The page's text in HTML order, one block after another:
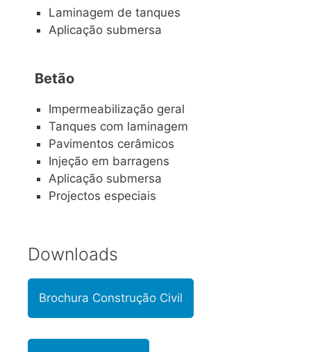
Laminagem de tanques
Aplicação submersa
Betão
Impermeabilização geral
Tanques com laminagem
Pavimentos cerâmicos
Injeção em barragens
Aplicação submersa
Projectos especiais
Downloads
Brochura Construção Civil